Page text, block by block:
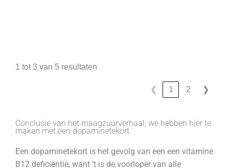
1 tot 3 van 5 resultaten
❮ 1 2 ❯
Conclusie van het maagzuurverhaal, we hebben hier te
maken met een dopaminetekort
Een dopaminetekort is het gevolg van een een vitamine
B12 deficiëntie, want ’t is de voorloper van alle